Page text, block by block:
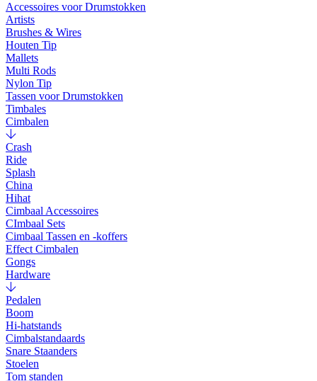
Accessoires voor Drumstokken
Artists
Brushes & Wires
Houten Tip
Mallets
Multi Rods
Nylon Tip
Tassen voor Drumstokken
Timbales
Cimbalen
Crash
Ride
Splash
China
Hihat
Cimbaal Accessoires
CImbaal Sets
Cimbaal Tassen en -koffers
Effect Cimbalen
Gongs
Hardware
Pedalen
Boom
Hi-hatstands
Cimbalstandaards
Snare Staanders
Stoelen
Tom standen